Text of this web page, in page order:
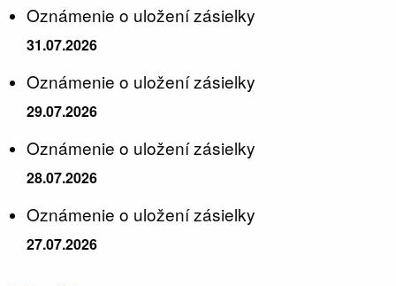
Oznámenie o uložení zásielky
31.07.2026
Oznámenie o uložení zásielky
29.07.2026
Oznámenie o uložení zásielky
28.07.2026
Oznámenie o uložení zásielky
27.07.2026